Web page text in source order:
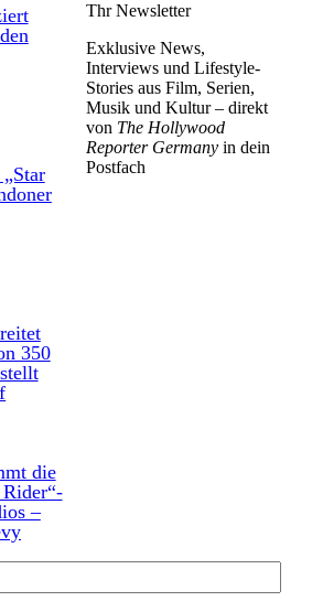
350
die
–
Thr Newsletter
Exklusive News,
Interviews und Lifestyle-
Stories aus Film, Serien,
Musik und Kultur – direkt
von The Hollywood
Reporter Germany in dein
Postfach